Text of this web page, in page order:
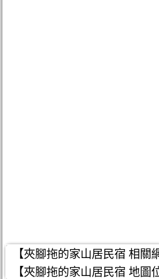
【夾腳拖的家山居民宿 相關
【夾腳拖的家山居民宿 地圖